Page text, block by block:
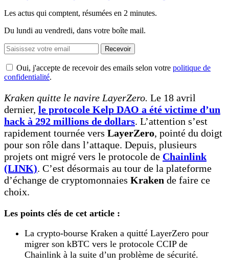
Les actus qui comptent, résumées en 2 minutes.
Du lundi au vendredi, dans votre boîte mail.
Recevoir
Oui, j'accepte de recevoir des emails selon votre politique de
confidentialité.
Kraken quitte le navire LayerZero. Le 18 avril
dernier, le protocole Kelp DAO a été victime d’un
hack à 292 millions de dollars. L’attention s’est
rapidement tournée vers LayerZero, pointé du doigt
pour son rôle dans l’attaque. Depuis, plusieurs
projets ont migré vers le protocole de Chainlink
(LINK). C’est désormais au tour de la plateforme
d’échange de cryptomonnaies Kraken de faire ce
choix.
Les points clés de cet article :
La crypto-bourse Kraken a quitté LayerZero pour
migrer son kBTC vers le protocole CCIP de
Chainlink à la suite d’un problème de sécurité.